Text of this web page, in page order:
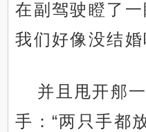
在副驾驶瞪了一
我们好像没结婚
并且甩开郍
手：“两只手都